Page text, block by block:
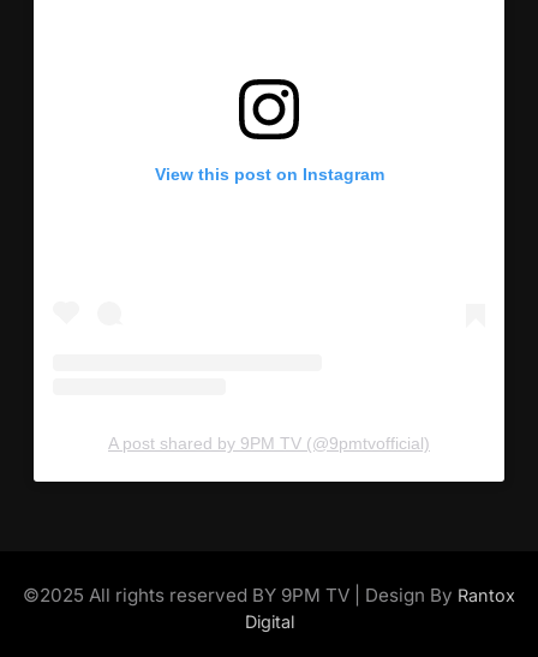
View this post on Instagram
A post shared by 9PM TV (@9pmtvofficial)
©2025 All rights reserved BY 9PM TV | Design By Rantox
Digital